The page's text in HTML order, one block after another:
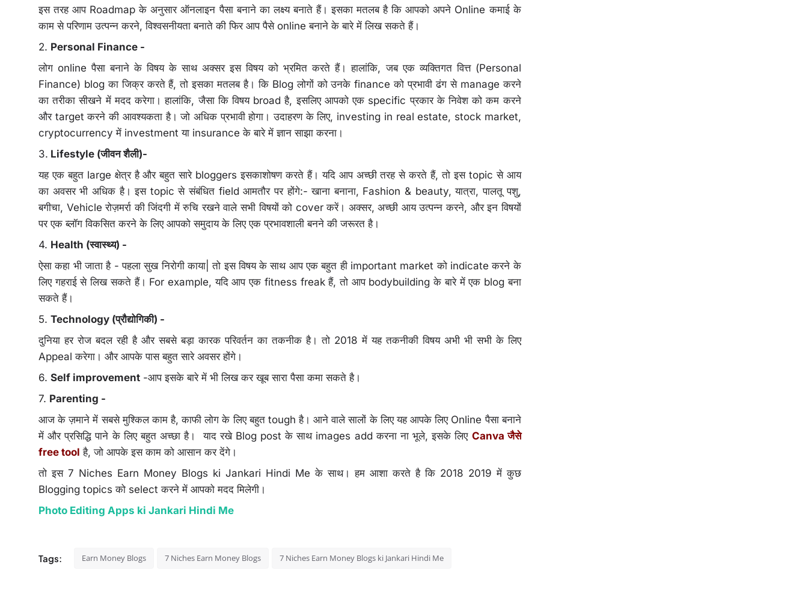
इस तरह आप Roadmap के अनुसार ऑनलाइन पैसा बनाने का लक्ष्य बनाते हैं। इसका मतलब है कि आपको अपने Online कमाई के
काम से परिणाम उत्पन्न करने, विश्वसनीयता बनाते की फिर आप पैसे online बनाने के बारे में लिख सकते हैं।
2. Personal Finance -
लोग online पैसा बनाने के विषय के साथ अक्सर इस विषय को भ्रमित करते हैं। हालांकि, जब एक व्यक्तिगत वित्त (Personal
Finance) blog का जिक्र करते हैं, तो इसका मतलब है। कि Blog लोगों को उनके finance को प्रभावी ढंग से manage करने
का तरीका सीखने में मदद करेगा। हालांकि, जैसा कि विषय broad है, इसलिए आपको एक specific प्रकार के निवेश को कम करने
और target करने की आवश्यकता है। जो अधिक प्रभावी होगा। उदाहरण के लिए, investing in real estate, stock market,
cryptocurrency में investment या insurance के बारे में ज्ञान साझा करना।
3. Lifestyle (जीवन शैली)-
यह एक बहुत large क्षेत्र है और बहुत सारे bloggers इसकाशोषण करते हैं। यदि आप अच्छी तरह से करते हैं, तो इस topic से आय
का अवसर भी अधिक है। इस topic से संबंधित field आमतौर पर होंगे:- खाना बनाना, Fashion & beauty, यात्रा, पालतू पशु,
बगीचा, Vehicle रोज़मर्रा की जिंदगी में रुचि रखने वाले सभी विषयों को cover करें। अक्सर, अच्छी आय उत्पन्न करने, और इन विषयों
पर एक ब्लॉग विकसित करने के लिए आपको समुदाय के लिए एक प्रभावशाली बनने की जरूरत है।
4. Health (स्वास्थ्य) -
ऐसा कहा भी जाता है - पहला सुख निरोगी काया| तो इस विषय के साथ आप एक बहुत ही important market को indicate करने के
लिए गहराई से लिख सकते हैं। For example, यदि आप एक fitness freak हैं, तो आप bodybuilding के बारे में एक blog बना
सकते हैं।
5. Technology (प्रौद्योगिकी) -
दुनिया हर रोज बदल रही है और सबसे बड़ा कारक परिवर्तन का तकनीक है। तो 2018 में यह तकनीकी विषय अभी भी सभी के लिए
Appeal करेगा। और आपके पास बहुत सारे अवसर होंगे।
6. Self improvement -आप इसके बारे में भी लिख कर खूब सारा पैसा कमा सकते है।
7. Parenting -
आज के ज़माने में सबसे मुश्किल काम है, काफी लोग के लिए बहुत tough है। आने वाले सालों के लिए यह आपके लिए Online पैसा बनाने
में और प्रसिद्धि पाने के लिए बहुत अच्छा है। याद रखे Blog post के साथ images add करना ना भूले, इसके लिए Canva जैसे
free tool है, जो आपके इस काम को आसान कर देंगे।
तो इस 7 Niches Earn Money Blogs ki Jankari Hindi Me के साथ। हम आशा करते है कि 2018 2019 में कुछ
Blogging topics को select करने में आपको मदद मिलेगी।
Photo Editing Apps ki Jankari Hindi Me
Tags: Earn Money Blogs 7 Niches Earn Money Blogs 7 Niches Earn Money Blogs ki Jankari Hindi Me